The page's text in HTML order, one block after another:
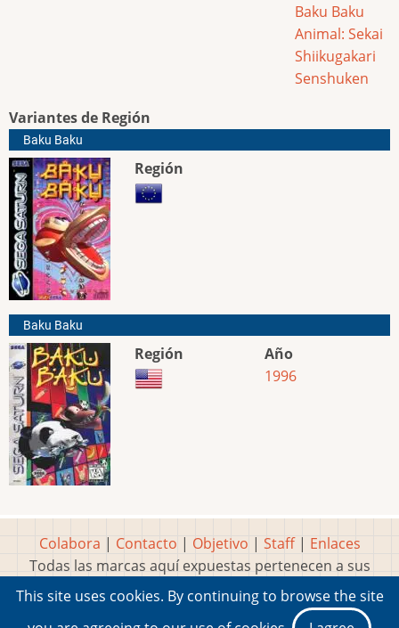
Baku Baku
Animal: Sekai
Shiikugakari
Senshuken
Variantes de Región
Baku Baku
Región
Baku Baku
Región
Año
1996
Colabora | Contacto | Objetivo | Staff| Enlaces
Todas las marcas aquí expuestas pertenecen a sus
respectivos y legítimos dueños
Idea, página, contenidos y diseños creados porMarty
This site uses cookies. By continuing to browse the site